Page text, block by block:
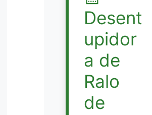
Desent
upidor
a de
Ralo
de